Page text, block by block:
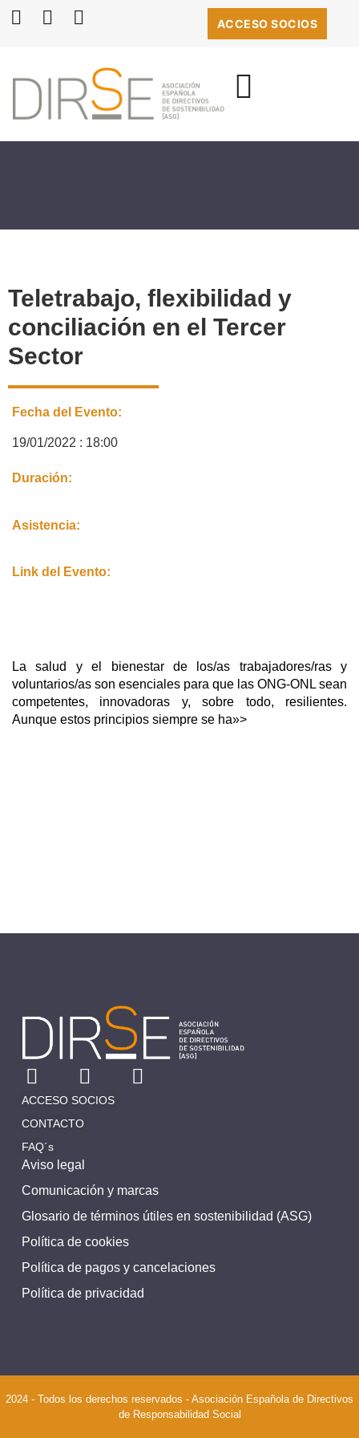
ACCESO SOCIOS
Teletrabajo, flexibilidad y
conciliación en el Tercer
Sector
Fecha del Evento:
19/01/2022 : 18:00
Duración:
Asistencia:
Link del Evento:
La salud y el bienestar de los/as trabajadores/ras y
voluntarios/as son esenciales para que las ONG-ONL sean
competentes, innovadoras y, sobre todo, resilientes.
Aunque estos principios siempre se ha»>
Aviso legal
Comunicación y marcas
Glosario de términos útiles en sostenibilidad (ASG)
Política de cookies
Política de pagos y cancelaciones
Política de privacidad
ACCESO SOCIOS
CONTACTO
FAQ´s
2024 - Todos los derechos reservados - Asociación Española de Directivos
de Responsabilidad Social